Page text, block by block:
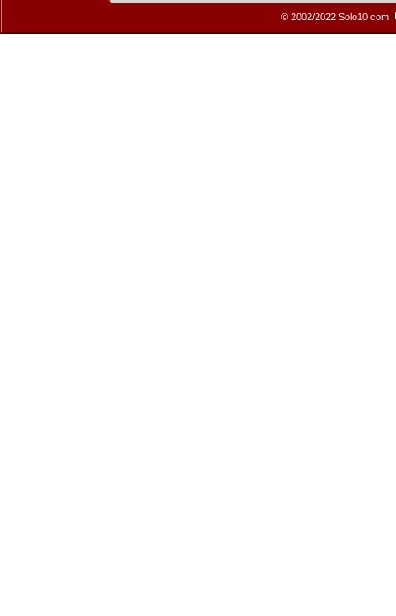
© 2002/2022 Solo10.com